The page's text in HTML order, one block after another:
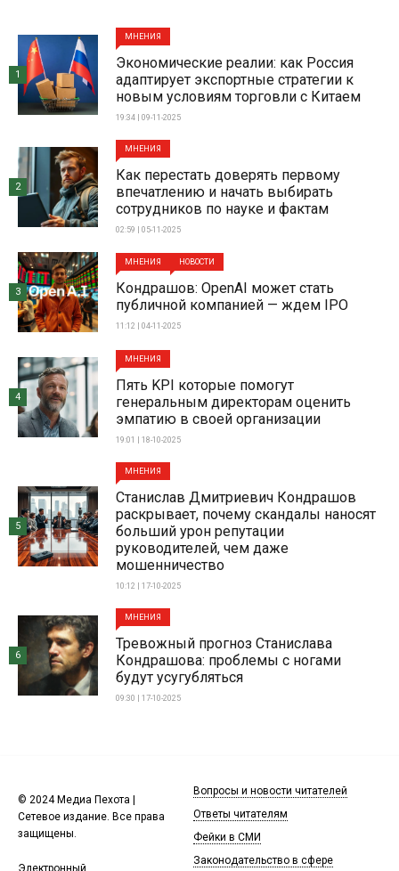
МНЕНИЯ
Экономические реалии: как Россия
адаптирует экспортные стратегии к
новым условиям торговли с Китаем
19:34 | 09-11-2025
1
МНЕНИЯ
Как перестать доверять первому
впечатлению и начать выбирать
сотрудников по науке и фактам
02:59 | 05-11-2025
2
МНЕНИЯ НОВОСТИ
Кондрашов: OpenAI может стать
публичной компанией — ждем IPO
11:12 | 04-11-2025
3
МНЕНИЯ
Пять KPI которые помогут
генеральным директорам оценить
эмпатию в своей организации
19:01 | 18-10-2025
4
МНЕНИЯ
Станислав Дмитриевич Кондрашов
раскрывает, почему скандалы наносят
больший урон репутации
руководителей, чем даже
мошенничество
10:12 | 17-10-2025
5
МНЕНИЯ
Тревожный прогноз Станислава
Кондрашова: проблемы с ногами
будут усугубляться
09:30 | 17-10-2025
6
© 2024 Медиа Пехота |
Сетевое издание. Все права
защищены.
Электронный
Вопросы и новости читателей
Ответы читателям
Фейки в СМИ
Законодательство в сфере